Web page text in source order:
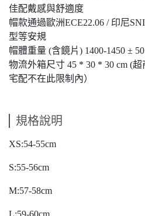
佳配戴感與舒適度
帽款通過歐洲ECE22.06 / 印尼
型等安規
帽體重量 (含鏡片) 1400-1450 ±
物流外箱尺寸 45 * 30 * 30 cm (
宅配不在此限制內）
規格說明
XS:54-55cm
S:55-56cm
M:57-58cm
L:59-60cm